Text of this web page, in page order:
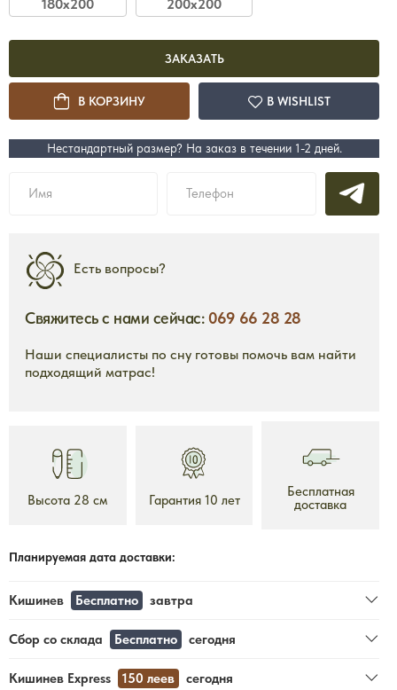
Подробнее
от 2690 mdl
Высота 5 см
Бесплатная доставка
180x200
200x200
ЗАКАЗАТЬ
В КОРЗИНУ В WISHLIST
Нестандартный размер? На заказ в течении 1-2 дней.
Есть вопросы?
Свяжитесь с нами сейчас:069 66 28 28
Наши специалисты по сну готовы помочь вам найти
подходящий матрас!
Высота 28 см Гарантия 10 лет
Бесплатная
доставка
Планируемая дата доставки:
Кишинев Бесплатно завтра
Сбор со склада Бесплатно сегодня
Кишинев Express 150 леев сегодня